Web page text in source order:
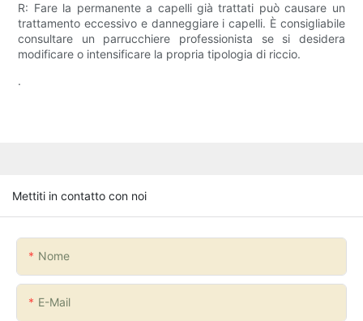
R: Fare la permanente a capelli già trattati può causare un
trattamento eccessivo e danneggiare i capelli. È consigliabile
consultare un parrucchiere professionista se si desidera
modificare o intensificare la propria tipologia di riccio.
.
Mettiti in contatto con noi
Nome
E-Mail